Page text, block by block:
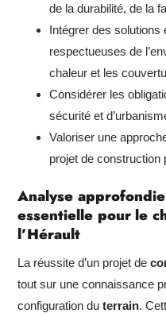
de la durabilité, de la
Intégrer des solutions
respectueuses de
chaleur et les
Considérer les
sécurité et
Valoriser une
projet de construction
Analyse
essentielle pour le
l’Hérault
La réussite d’un projet de
tout sur une connaissance
configuration du terrain.